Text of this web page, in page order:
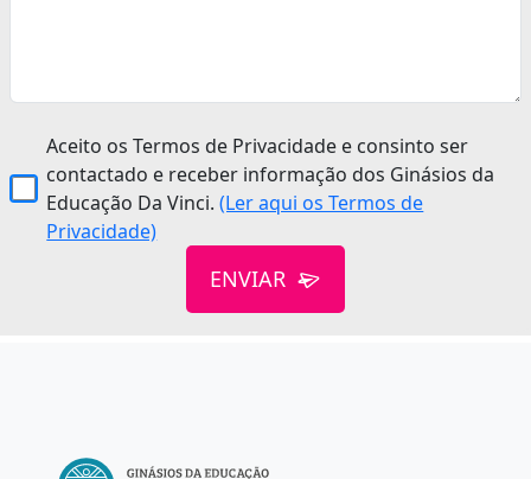
Aceito os Termos de Privacidade e consinto ser
contactado e receber informação dos Ginásios da
Educação Da Vinci.(Ler aqui os Termos de
Privacidade)
ENVIAR